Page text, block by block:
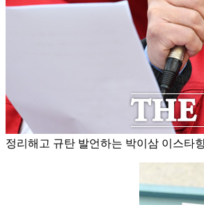
정리해고 규탄 발언하는 박이삼 이스타